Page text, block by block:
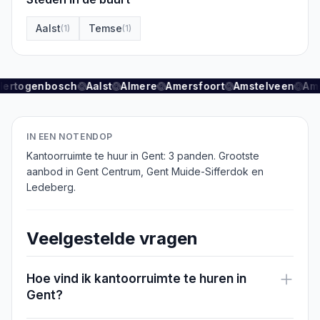
Aalst(1) Temse(1)
Aalst Almere Amersfoort Amstelveen
IN EEN NOTENDOP
Kantoorruimte te huur in Gent: 3 panden. Grootste
aanbod in Gent Centrum, Gent Muide-Sifferdok en
Ledeberg.
Veelgestelde vragen
Hoe vind ik kantoorruimte te huren in
Gent?